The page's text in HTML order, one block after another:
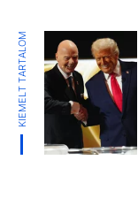
KIEMELT TARTALOM